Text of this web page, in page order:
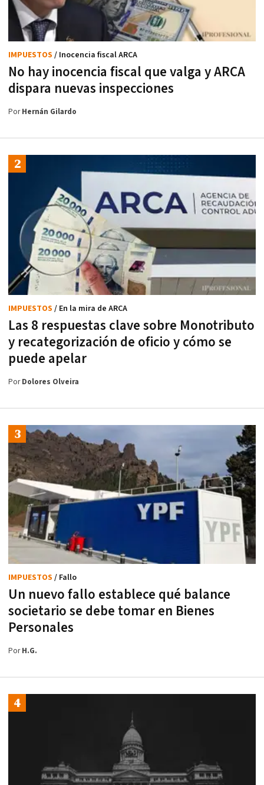
No hay inocencia fiscal que valga y ARCA
dispara nuevas inspecciones
IMPUESTOS / Inocencia fiscal ARCA
PorHernán Gilardo
Las 8 respuestas clave sobre Monotributo
y recategorización de oficio y cómo se
puede apelar
IMPUESTOS / En la mira de ARCA
PorDolores Olveira
Un nuevo fallo establece qué balance
societario se debe tomar en Bienes
Personales
IMPUESTOS / Fallo
PorH.G.